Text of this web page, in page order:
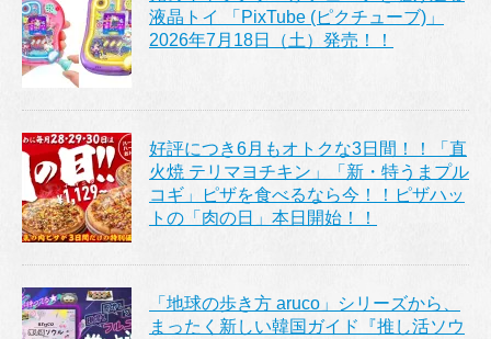
液晶トイ 「PixTube (ピクチューブ)」
2026年7月18日（土）発売！！
好評につき6月もオトクな3日間！！「直
火焼 テリマヨチキン」「新・特うまプル
コギ」ピザを食べるなら今！！ピザハッ
トの「肉の日」本日開始！！
「地球の歩き方 aruco」シリーズから、
まったく新しい韓国ガイド『推し活ソウ